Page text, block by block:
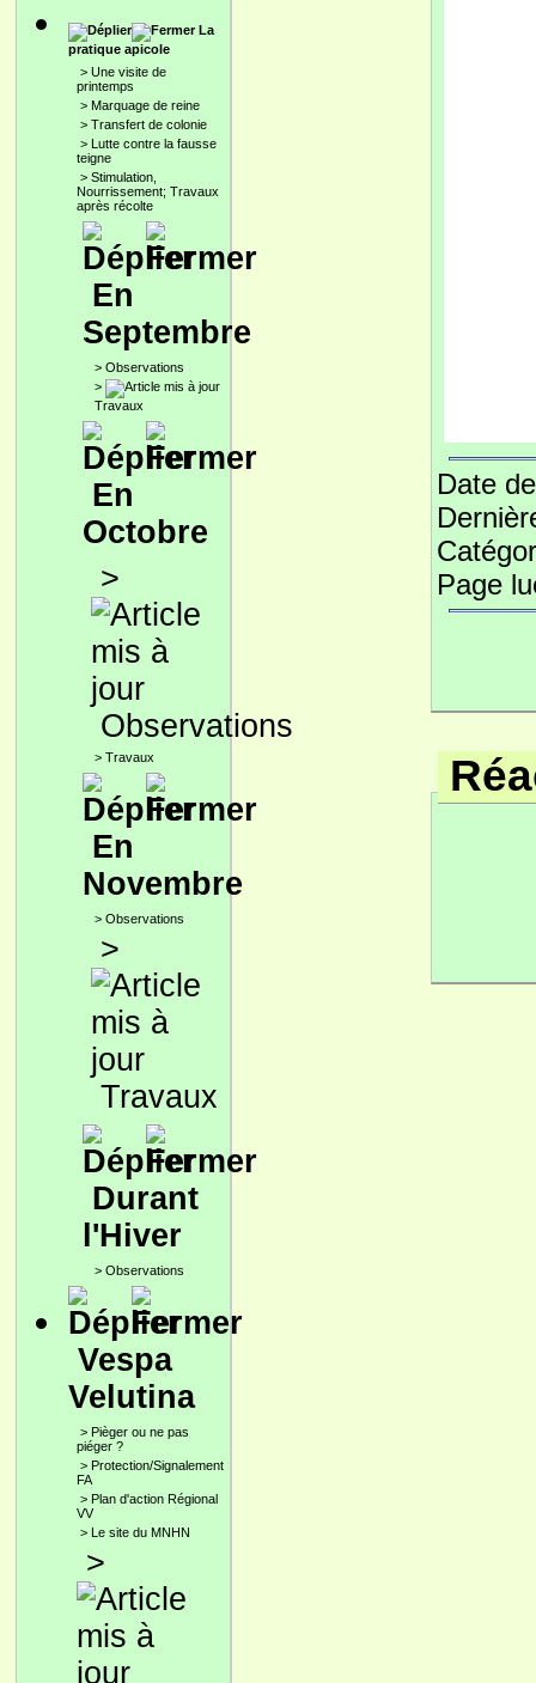
La
pratique apicole
> Une visite de
printemps
> Marquage de reine
> Transfert de colonie
> Lutte contre la fausse
teigne
> Stimulation,
Nourrissement; Travaux
après récolte
En
Septembre
> Observations
>
Travaux
En
Octobre
>
Observations
> Travaux
En
Novembre
> Observations
>
Travaux
Durant
l'Hiver
> Observations
Vespa
Velutina
> Pièger ou ne pas
piéger ?
> Protection/Signalement
FA
> Plan d'action Régional
VV
> Le site du MNHN
>
Date
Page